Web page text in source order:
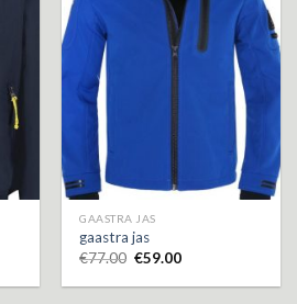
GAASTRA JAS
gaastra jas
€77.00 €59.00